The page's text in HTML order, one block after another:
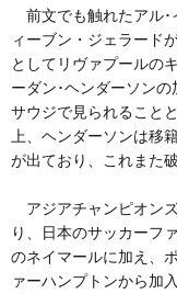
前文でも触れたアル･
ィーブン・ジェラード
としてリヴァプールの
ーダン･ヘンダーソン
サウジで見られること
上、ヘンダーソンは移
が出ており、これまた
アジアチャンピオン
り、日本のサッカーフ
のネイマールに加え、
ァーハンプトンから加